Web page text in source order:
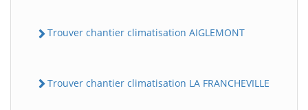
Trouver chantier climatisation AIGLEMONT
Trouver chantier climatisation LA FRANCHEVILLE